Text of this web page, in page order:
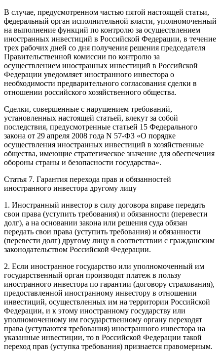
В случае, предусмотренном частью пятой настоящей статьи,
федеральный орган исполнительной власти, уполномоченный
на выполнение функций по контролю за осуществлением
иностранных инвестиций в Российской Федерации, в течение
трех рабочих дней со дня получения решения председателя
Правительственной комиссии по контролю за
осуществлением иностранных инвестиций в Российской
Федерации уведомляет иностранного инвестора о
необходимости предварительного согласования сделки в
отношении российского хозяйственного общества.
Сделки, совершенные с нарушением требований,
установленных настоящей статьей, влекут за собой
последствия, предусмотренные статьей 15 Федерального
закона от 29 апреля 2008 года N 57-ФЗ «О порядке
осуществления иностранных инвестиций в хозяйственные
общества, имеющие стратегическое значение для обеспечения
обороны страны и безопасности государства».
Статья 7. Гарантия перехода прав и обязанностей
иностранного инвестора другому лицу
1. Иностранный инвестор в силу договора вправе передать
свои права (уступить требования) и обязанности (перевести
долг), а на основании закона или решения суда обязан
передать свои права (уступить требования) и обязанности
(перевести долг) другому лицу в соответствии с гражданским
законодательством Российской Федерации.
2. Если иностранное государство или уполномоченный им
государственный орган производят платеж в пользу
иностранного инвестора по гарантии (договору страхования),
предоставленной иностранному инвестору в отношении
инвестиций, осуществленных им на территории Российской
Федерации, и к этому иностранному государству или
уполномоченному им государственному органу переходят
права (уступаются требования) иностранного инвестора на
указанные инвестиции, то в Российской Федерации такой
переход прав (уступка требования) признается правомерным.